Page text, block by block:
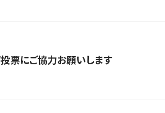
票にご協力お願いします